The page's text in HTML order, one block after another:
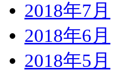
2018年7月
2018年6月
2018年5月